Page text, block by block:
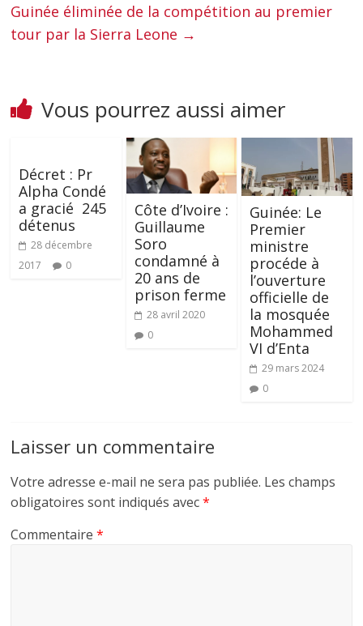
Guinée éliminée de la compétition au premier
tour par la Sierra Leone →
Vous pourrez aussi aimer
Décret : Pr
Alpha Condé
a gracié 245
détenus
28 décembre
2017
0
Côte d’Ivoire :
Guillaume
Soro
condamné à
20 ans de
prison ferme
28 avril 2020
0
Guinée: Le
Premier
ministre
procéde à
l’ouverture
officielle de
la mosquée
Mohammed
VI d’Enta
29 mars 2024
0
Laisser un commentaire
Votre adresse e-mail ne sera pas publiée. Les champs
obligatoires sont indiqués avec*
Commentaire*